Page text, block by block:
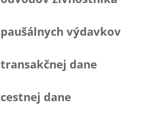
výdavkov
dane
dane